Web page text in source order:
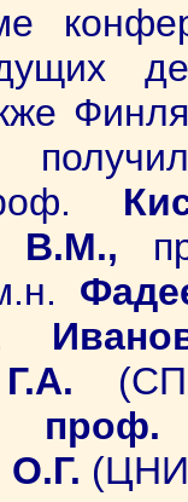
В.М.,
Г.А.